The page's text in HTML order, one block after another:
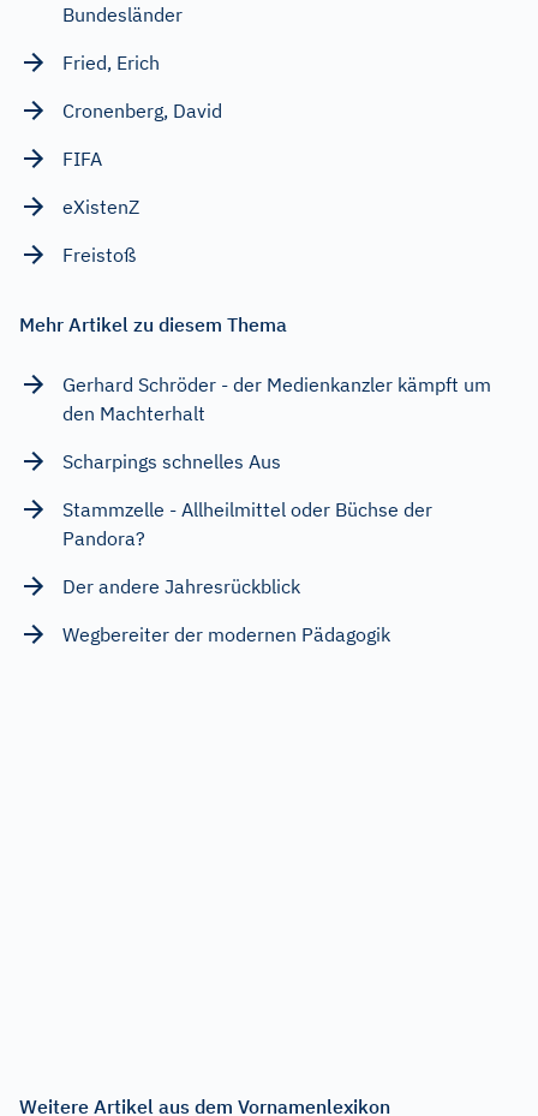
Bundesländer
Fried, Erich
Cronenberg, David
FIFA
eXistenZ
Freistoß
Mehr Artikel zu diesem Thema
Gerhard Schröder - der Medienkanzler kämpft um
den Machterhalt
Scharpings schnelles Aus
Stammzelle - Allheilmittel oder Büchse der
Pandora?
Der andere Jahresrückblick
Wegbereiter der modernen Pädagogik
Weitere Artikel aus dem Vornamenlexikon